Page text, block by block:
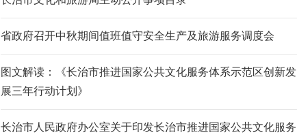
省政府召开中秋期间值班值守安全生产及旅游服务调度会
图文解读：《长治市推进国家公共文化服务体系示范区创新发
展三年行动计划》
长治市人民政府办公室关于印发长治市推进国家公共文化服务